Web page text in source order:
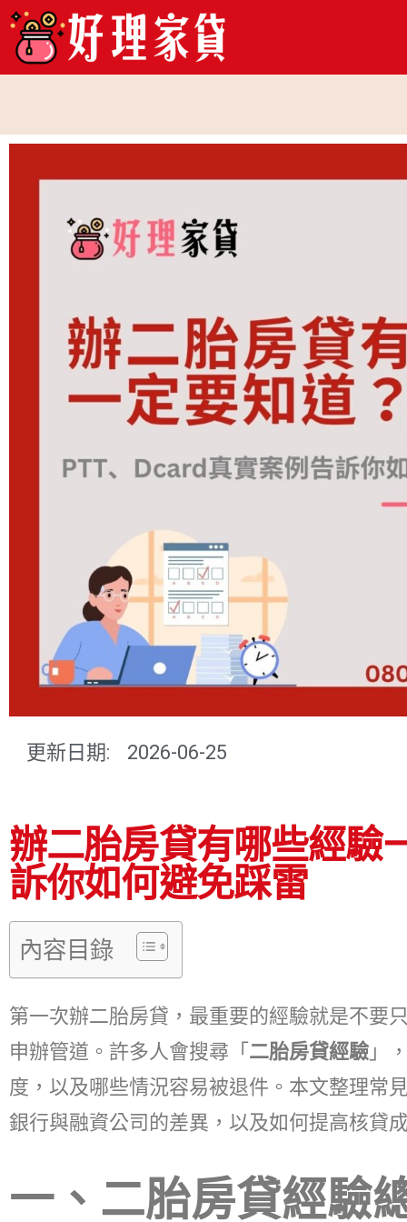
更新日期: 2026-06-25
辦二胎房貸有哪些經驗
訴你如何避免踩雷
內容目錄
第一次辦二胎房貸，最重要的經驗就是不要
申辦管道。許多人會搜尋「 二胎房貸經驗 」
度，以及哪些情況容易被退件。本文整理常
銀行與融資公司的差異，以及如何提高核貸
一、二胎房貸經驗